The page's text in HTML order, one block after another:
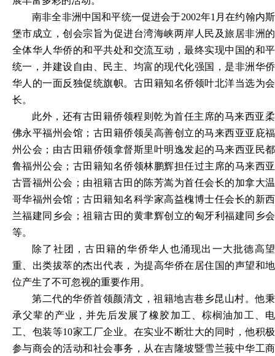
南非全非洲中国和平统一促进会于2002年1月在约翰内斯
堡市成立，创会宗旨为促进台湾海峡两岸人民及旅居非洲的
全体华人华侨的和平共处和交流互动，最终实现中国的和平
统一，并建设自由、民主、均富的现代化强国，是非洲华侨
华人的一面反独促统旗帜。古田籍知名侨领叶北洋当选为会
长。
此外，还有古田籍侨领程则乾为首任主席的马来西亚柔
佛永平福州会馆；古田籍侨领吴高善创立的马来西亚亚庇福
州公会；由古田籍侨领拿督斯里叶明逸发起的马来西亚民都
鲁福州公会；古田籍知名侨领林鹏辉担任过主席的马来西亚
古晋福州公会；由祖籍古田的陈芳嵩为首任会长的加拿大温
哥华福州会馆；古田籍知名科学家高益槐博士任会长的新西
兰福建同乡会；祖籍古田的黄聿辉创立的匈牙利福建同乡会
等。
除了社团，古田籍的华侨华人也涌现出一大批德高望
重、出类拔萃的杰出代表，为提高华侨在居住国的声望和地
位产生了不可忽视的重要作用。
第二代的华侨首领颜清文，祖籍地吉巷乡昆山村。他秉
承父辈的产业，并先后发展了橡胶加工、棕榈油加工、电
工、包装等10家工厂企业。在实业不断壮大的同时，他积极
参与商会的活动和社会事务，从在吉隆坡暨雪兰莪中华工商